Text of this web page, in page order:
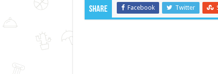
Share Facebook Twitter